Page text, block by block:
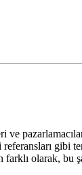
gibi
farklı olarak, bu